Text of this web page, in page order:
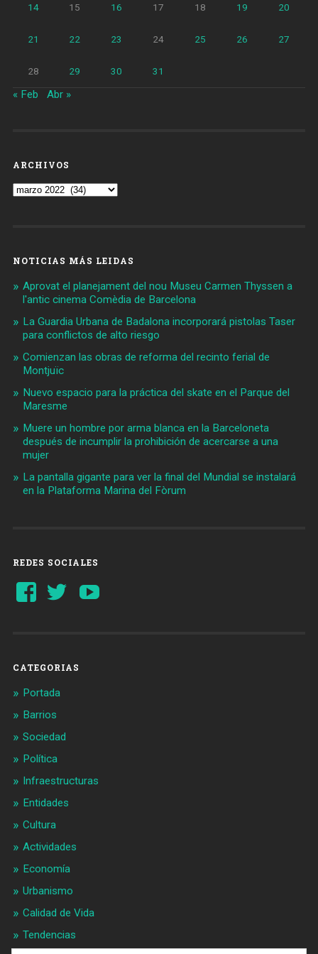
14 15 16 17 18 19 20
21 22 23 24 25 26 27
28 29 30 31
« Feb Abr »
ARCHIVOS
Archivos
NOTICIAS MÁS LEIDAS
Aprovat el planejament del nou Museu Carmen Thyssen a
l'antic cinema Comèdia de Barcelona
La Guardia Urbana de Badalona incorporará pistolas Taser
para conflictos de alto riesgo
Comienzan las obras de reforma del recinto ferial de
Montjuïc
Nuevo espacio para la práctica del skate en el Parque del
Maresme
Muere un hombre por arma blanca en la Barceloneta
después de incumplir la prohibición de acercarse a una
mujer
La pantalla gigante para ver la final del Mundial se instalará
en la Plataforma Marina del Fòrum
REDES SOCIALES
Ver
perfil
Ver
perfil
CATEGORIAS
Portada
Barrios
Sociedad
Política
Infraestructuras
Entidades
Cultura
Actividades
Economía
Urbanismo
Calidad de Vida
Tendencias